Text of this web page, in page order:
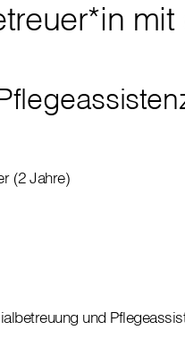
(2 Jahre)
und